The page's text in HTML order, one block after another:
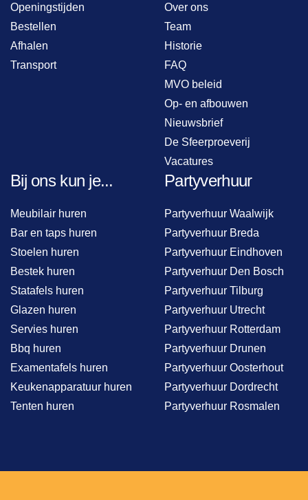
Openingstijden
Bestellen
Afhalen
Transport
Over ons
Team
Historie
FAQ
MVO beleid
Op- en afbouwen
Nieuwsbrief
De Sfeerproeverij
Vacatures
Bij ons kun je...
Meubilair huren
Bar en taps huren
Stoelen huren
Bestek huren
Statafels huren
Glazen huren
Servies huren
Bbq huren
Examentafels huren
Keukenapparatuur huren
Tenten huren
Partyverhuur
Partyverhuur Waalwijk
Partyverhuur Breda
Partyverhuur Eindhoven
Partyverhuur Den Bosch
Partyverhuur Tilburg
Partyverhuur Utrecht
Partyverhuur Rotterdam
Partyverhuur Drunen
Partyverhuur Oosterhout
Partyverhuur Dordrecht
Partyverhuur Rosmalen